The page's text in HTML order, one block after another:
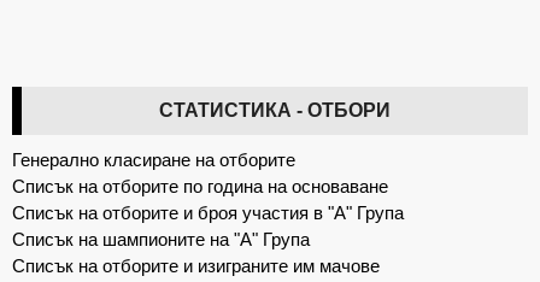
СТАТИСТИКА - ОТБОРИ
Генерално класиране на отборите
Списък на отборите по година на основаване
Списък на отборите и броя участия в "А" Група
Списък на шампионите на "А" Група
Списък на отборите и изиграните им мачове